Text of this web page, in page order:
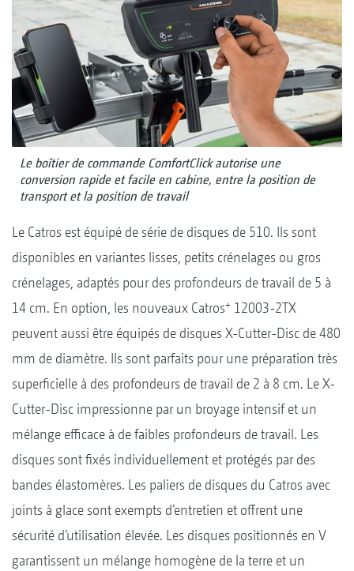
Le boîtier de commande ComfortClick autorise une
conversion rapide et facile en cabine, entre la position de
transport et la position de travail
Le Catros est équipé de série de disques de 510. Ils sont
disponibles en variantes lisses, petits crénelages ou gros
crénelages, adaptés pour des profondeurs de travail de 5 à
14 cm. En option, les nouveaux Catros+ 12003-2TX
peuvent aussi être équipés de disques X-Cutter-Disc de 480
mm de diamètre. Ils sont parfaits pour une préparation très
superficielle à des profondeurs de travail de 2 à 8 cm. Le X-
Cutter-Disc impressionne par un broyage intensif et un
mélange efficace à de faibles profondeurs de travail. Les
disques sont fixés individuellement et protégés par des
bandes élastomères. Les paliers de disques du Catros avec
joints à glace sont exempts d’entretien et offrent une
sécurité d’utilisation élevée. Les disques positionnés en V
garantissent un mélange homogène de la terre et un